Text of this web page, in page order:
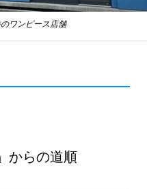
ワンピース店舗
からの道順